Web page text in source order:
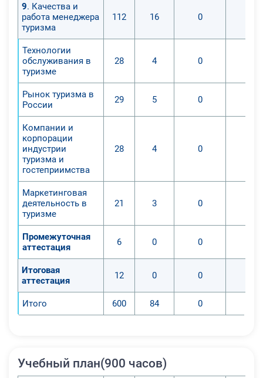
9. Качества и
работа менеджера
туризма
112 16 0
Технологии
обслуживания в
туризме
28 4 0
Рынок туризма в
России
29 5 0
Компании и
корпорации
индустрии
туризма и
гостеприимства
28 4 0
Маркетинговая
деятельность в
туризме
21 3 0
Промежуточная
аттестация
6 0 0
Итоговая
аттестация
12 0 0
Итого 600 84 0
Учебный план(900 часов)